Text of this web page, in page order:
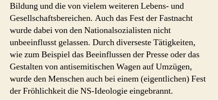
Bildung und die von vielem weiteren Lebens- und
Gesellschaftsbereichen. Auch das Fest der Fastnacht
wurde dabei von den Nationalsozialisten nicht
unbeeinflusst gelassen. Durch diverseste Tätigkeiten,
wie zum Beispiel das Beeinflussen der Presse oder das
Gestalten von antisemitischen Wagen auf Umzügen,
wurde den Menschen auch bei einem (eigentlichen) Fest
der Fröhlichkeit die NS-Ideologie eingebrannt.